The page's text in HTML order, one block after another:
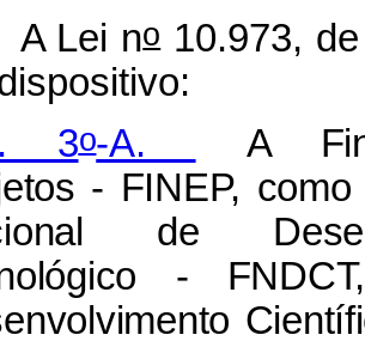
Lei no10.973, de
3o-A.
A
- FINEP,
de
-